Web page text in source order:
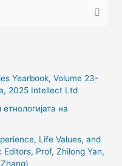
Yearbook, Volume 23-
2025 Intellect Ltd
на
Life Values, and
Prof, Zhilong Yan,